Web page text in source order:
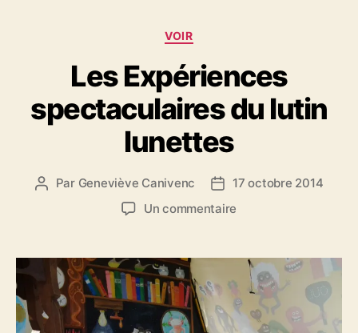
C
t
é
g
o
r
i
s
VOIR
Les Expériences
spectaculaires du lutin
lunettes
A Par Geneviève Canivenc
D
a
l
’
a
17 octobre 2014
Un commentaire
L
E